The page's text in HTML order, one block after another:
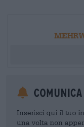
Comunica
Inserisci qui il tuo
una volta non